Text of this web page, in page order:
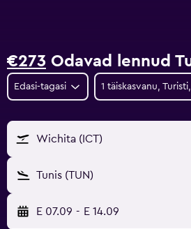
€273 Odavad lennud
Edasi-tagasi 1 täiskasvanu,
Wichita (ICT)
Tunis (TUN)
E 07.09 - E 14.09